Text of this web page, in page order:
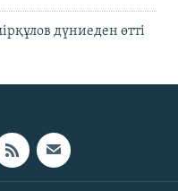
дүниеден өтті